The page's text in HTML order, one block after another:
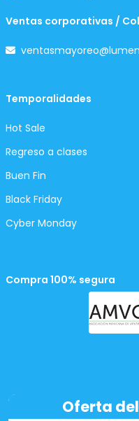
Ventas corporativas /
Temporalidades
Hot Sale
Regreso a clases
Buen Fin
Black Friday
Cyber Monday
Compra 100% segura